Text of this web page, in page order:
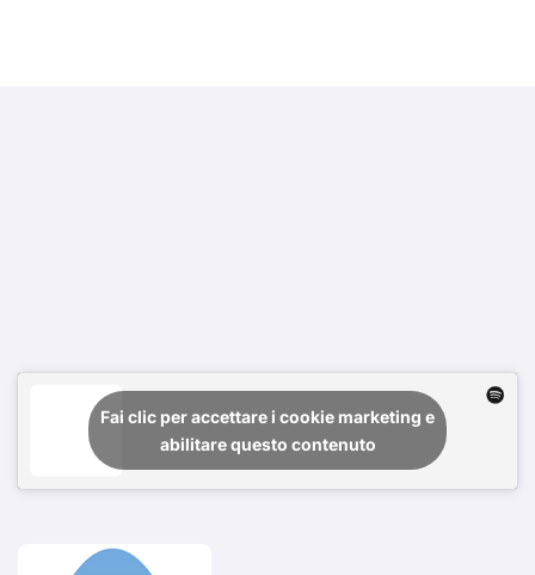
Fai clic per accettare i cookie marketing e
abilitare questo contenuto